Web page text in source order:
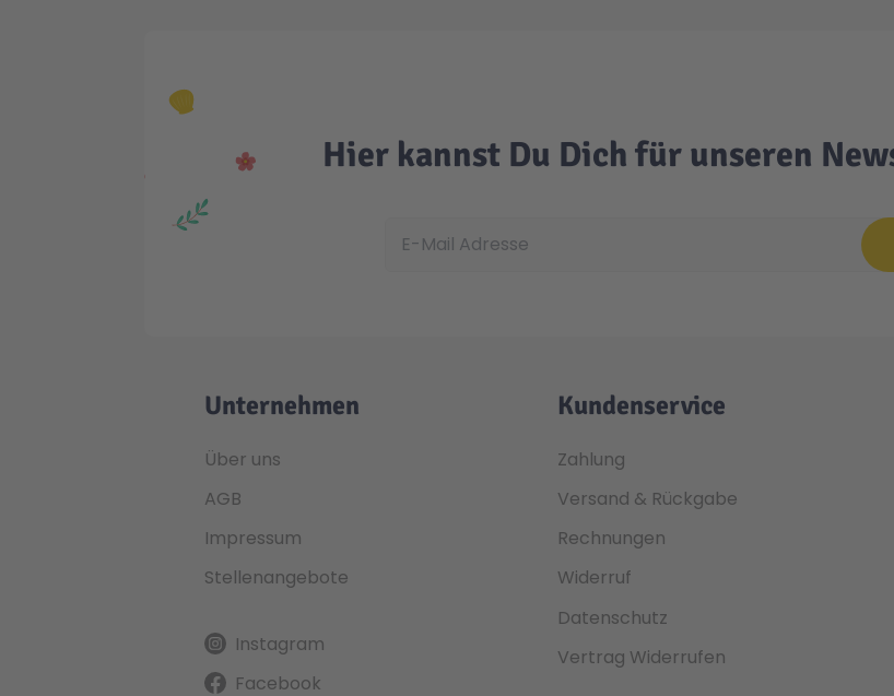
Hier kannst Du Dich für unseren
Unternehmen
Über uns
AGB
Impressum
Stellenangebote
Instagram
Facebook
Kundenservice
Zahlung
Versand & Rückgabe
Rechnungen
Widerruf
Datenschutz
Vertrag Widerrufen